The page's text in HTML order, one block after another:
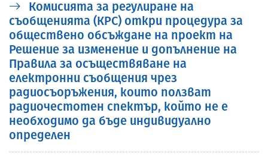
Комисията за регулиране на
съобщенията (КРС) откри процедура за
обществено обсъждане на проект на
Решение за изменение и допълнение на
Правила за осъществяване на
електронни съобщения чрез
радиосъоръжения, които ползват
радиочестотен спектър, който не е
необходимо да бъде индивидуално
определен